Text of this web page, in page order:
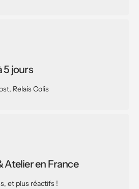
5 jours
Relais Colis
Atelier en France
et plus réactifs !